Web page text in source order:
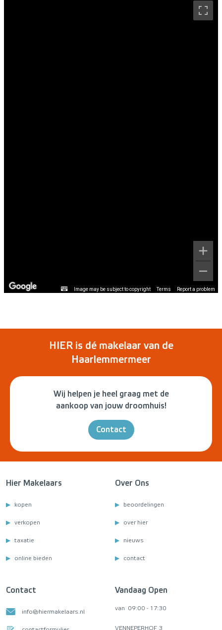
Image may be subject to copyright Terms Report a problem
HIER is dé makelaar van de
Haarlemmermeer
Wij helpen je heel graag met de
aankoop van jouw droomhuis!
Contact
Hier Makelaars
kopen
verkopen
taxatie
online bieden
Over Ons
beoordelingen
over hier
nieuws
contact
Contact
info@hiermakelaars.nl
Vandaag Open
van 09:00 - 17:30
VENNEPERHOF 3